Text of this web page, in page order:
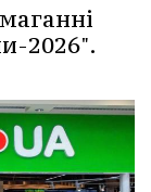
2026".